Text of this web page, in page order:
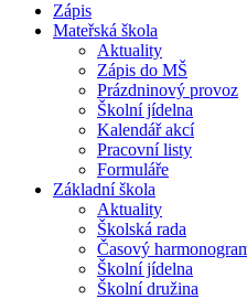
Zápis
Mateřská škola
Aktuality
Zápis do MŠ
Prázdninový provoz
Školní jídelna
Kalendář akcí
Pracovní listy
Formuláře
Základní škola
Aktuality
Školská rada
Časový
Školní jídelna
Školní družina